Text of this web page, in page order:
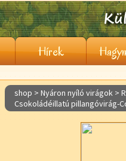
Hírek
shop > Nyáron nyíló virágok >
Csokoládéillatú pillangóvirág-